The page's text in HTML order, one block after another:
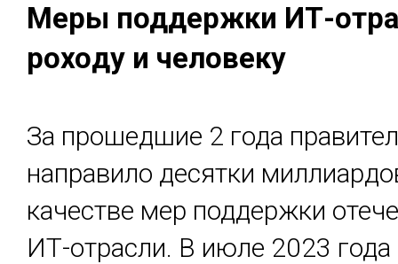
Ме­ры под­дер­жки ИТ-
рохо­ду и че­лове­ку
За прошедшие 2 года
направило десятки
качестве мер поддержки
ИТ-отрасли. В июле 2023